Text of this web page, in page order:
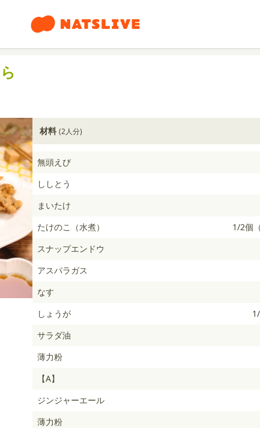
材料 (2人分)
無頭えび
ししとう
まいたけ
たけのこ（水煮）
1/2個
スナップエンドウ
アスパラガス
なす
しょうが
サラダ油
薄力粉
【A】
ジンジャーエール
薄力粉